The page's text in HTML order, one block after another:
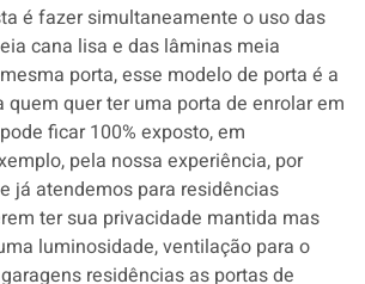
CONTATO
é fazer simultaneamente o uso das
cana lisa e das lâminas meia
porta, esse modelo de porta é a
quem quer ter uma porta de enrolar em
ficar 100% exposto, em
pela nossa experiência, por
já atendemos para residências
ter sua privacidade mantida mas
luminosidade, ventilação para o
residências as portas de